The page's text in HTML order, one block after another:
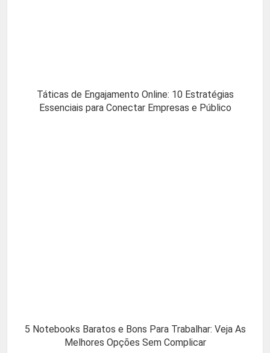
Táticas de Engajamento Online: 10 Estratégias
Essenciais para Conectar Empresas e Público
5 Notebooks Baratos e Bons Para Trabalhar: Veja As
Melhores Opções Sem Complicar